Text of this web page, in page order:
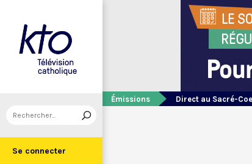
Se connecter
Émissions Direct au Sacré-